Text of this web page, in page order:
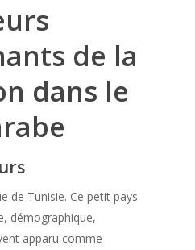
de la
dans le
de Tunisie. Ce petit pays
démographique,
apparu comme